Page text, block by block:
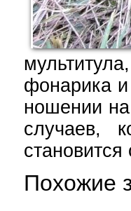
фонарика
ношении
случаев,
Похожие